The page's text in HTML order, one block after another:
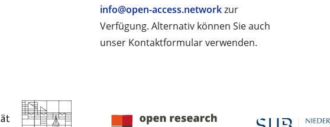
info@open-access.networkzur
Verfügung. Alternativ können Sie auch
unser Kontaktformular verwenden.